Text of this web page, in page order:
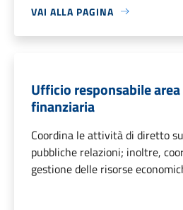
VAI ALLA PAGINA
Ufficio responsabile
finanziaria
Coordina le attività di diretto
pubbliche relazioni; inoltre,
gestione delle risorse